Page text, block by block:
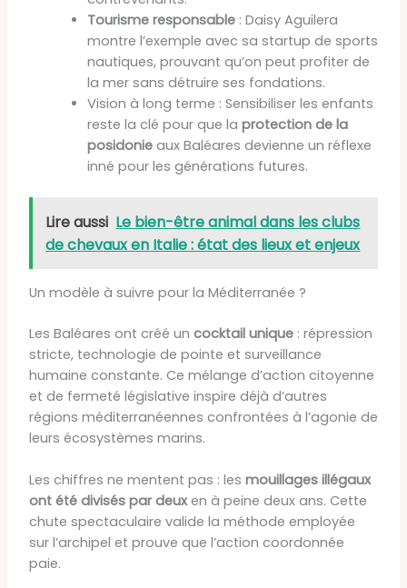
Tourisme responsable: Daisy Aguilera
montre l’exemple avec sa startup de sports
nautiques, prouvant qu’on peut profiter de
la mer sans détruire ses fondations.
Vision à long terme : Sensibiliser les enfants
reste la clé pour que la protection de la
posidonieaux Baléares devienne un réflexe
inné pour les générations futures.
Lire aussi Le bien-être animal dans les clubs
de chevaux en Italie : état des lieux et enjeux
Un modèle à suivre pour la Méditerranée ?
Les Baléares ont créé un cocktail unique: répression
stricte, technologie de pointe et surveillance
humaine constante. Ce mélange d’action citoyenne
et de fermeté législative inspire déjà d’autres
régions méditerranéennes confrontées à l’agonie de
leurs écosystèmes marins.
Les chiffres ne mentent pas : les mouillages illégaux
ont été divisés par deuxen à peine deux ans. Cette
chute spectaculaire valide la méthode employée
sur l’archipel et prouve que l’action coordonnée
paie.